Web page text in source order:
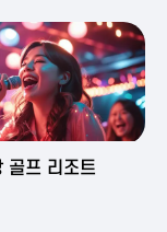
02 23:29
골프 리조트